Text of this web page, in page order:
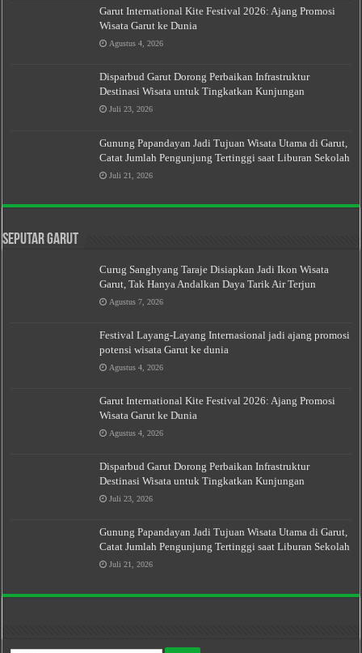
Garut International Kite Festival 2026: Ajang Promosi
Wisata Garut ke Dunia
Agustus 4, 2026
Disparbud Garut Dorong Perbaikan Infrastruktur
Destinasi Wisata untuk Tingkatkan Kunjungan
Juli 23, 2026
Gunung Papandayan Jadi Tujuan Wisata Utama di Garut,
Catat Jumlah Pengunjung Tertinggi saat Liburan Sekolah
Juli 21, 2026
Seputar Garut
Curug Sanghyang Taraje Disiapkan Jadi Ikon Wisata
Garut, Tak Hanya Andalkan Daya Tarik Air Terjun
Agustus 7, 2026
Festival Layang-Layang Internasional jadi ajang promosi
potensi wisata Garut ke dunia
Agustus 4, 2026
Garut International Kite Festival 2026: Ajang Promosi
Wisata Garut ke Dunia
Agustus 4, 2026
Disparbud Garut Dorong Perbaikan Infrastruktur
Destinasi Wisata untuk Tingkatkan Kunjungan
Juli 23, 2026
Gunung Papandayan Jadi Tujuan Wisata Utama di Garut,
Catat Jumlah Pengunjung Tertinggi saat Liburan Sekolah
Juli 21, 2026